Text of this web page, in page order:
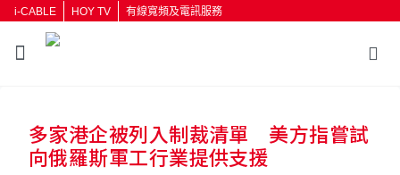
i-CABLE HOY TV 有線寬頻及電訊服務
按輸入鍵開始搜尋
多家港企被列入制裁清單 美方指嘗試
向俄羅斯軍工行業提供支援